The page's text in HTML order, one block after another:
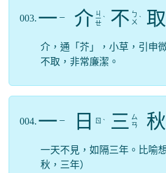
003. 一 ㄧ 介 ㄐ
ㄧ
ㄝ
ˋ 不 ㄅ
ㄨ ˋ 取
介，通「芥」，小草，引申
不取，非常廉潔。
004. 一 ㄧ 日 ㄖ ˋ 三 ㄙ
ㄢ
秋
一天不見，如隔三年。比喻
秋，三年）